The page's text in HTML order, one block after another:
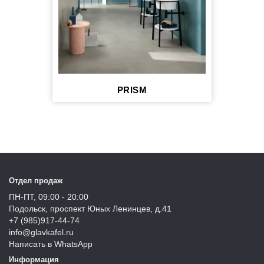
PRISM
Отдел продаж
ПН-ПТ, 09:00 - 20:00
Подольск, проспект Юных Ленинцев, д.41
+7 (985)917-44-74
info@glavkafel.ru
Написать в WhatsApp
Информация